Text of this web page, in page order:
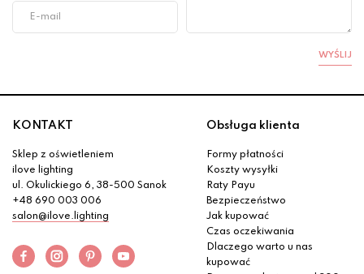
WYŚLIJ
KONTAKT
Sklep z oświetleniem
ilove lighting
ul. Okulickiego 6, 38-500 Sanok
+48 690 003 006
salon@ilove.lighting
Obsługa klienta
Formy płatności
Koszty wysyłki
Raty Payu
Bezpieczeństwo
Jak kupować
Czas oczekiwania
Dlaczego warto u nas
kupować